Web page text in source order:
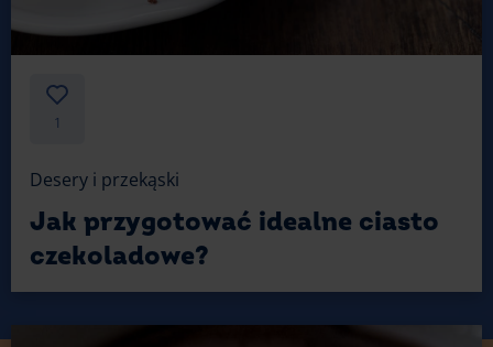
1
Desery i przekąski
Jak przygotować idealne ciasto
czekoladowe?